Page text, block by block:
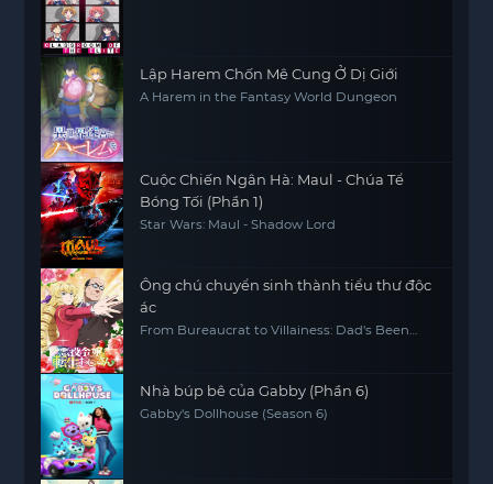
Lập Harem Chốn Mê Cung Ở Dị Giới
A Harem in the Fantasy World Dungeon
Cuộc Chiến Ngân Hà: Maul - Chúa Tể
Bóng Tối (Phần 1)
Star Wars: Maul - Shadow Lord
Ông chú chuyển sinh thành tiểu thư độc
ác
From Bureaucrat to Villainess: Dad's Been
Nhà búp bê của Gabby (Phần 6)
Gabby's Dollhouse (Season 6)